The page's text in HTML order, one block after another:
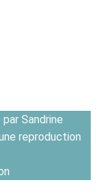
Sandrine
reproduction